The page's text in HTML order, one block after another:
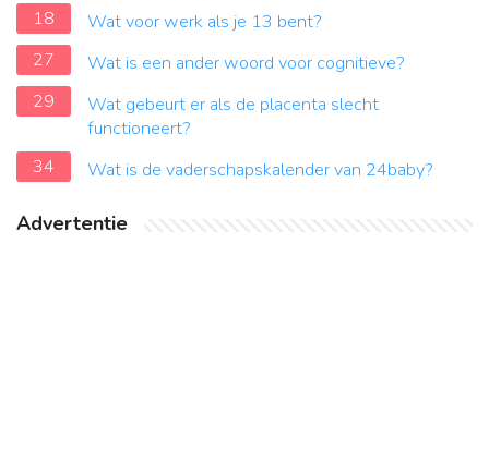
18
Wat voor werk als je 13 bent?
27
Wat is een ander woord voor cognitieve?
29
Wat gebeurt er als de placenta slecht
functioneert?
34
Wat is de vaderschapskalender van 24baby?
Advertentie